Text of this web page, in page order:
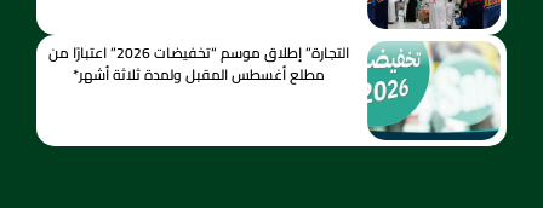
التجارة” إطلاق موسم “تخفيضات 2026” اعتبارًا من
مطلع أغسطس المقبل ولمدة ثلاثة أشهر*